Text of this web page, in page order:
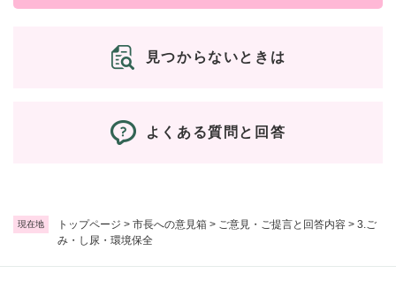
現在地 トップページ > 市長への意見箱 > ご意見・ご提言と回答内容 > 3.ご
み・し尿・環境保全
見つからないときは
よくある質問と回答